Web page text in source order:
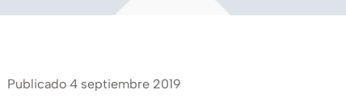
Publicado 4 septiembre 2019